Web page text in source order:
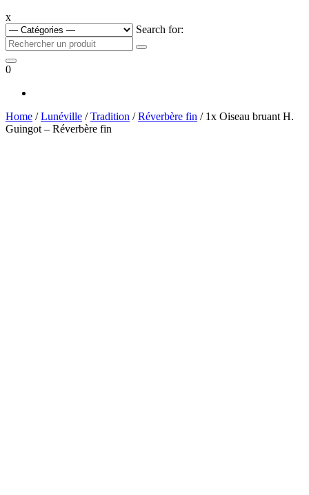
x
Search for:
0
Home /Lunéville /Tradition /Réverbère fin / 1x Oiseau bruant H.
Guingot – Réverbère fin